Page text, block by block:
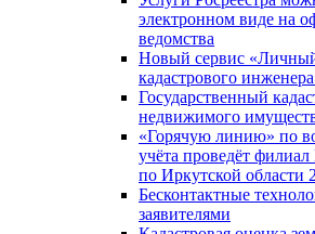
электронном виде на
ведомства
Новый сервис
кадастрового
Государственный
недвижимого
«Горячую линию» по
учёта проведёт
по Иркутской области
Бесконтактные
заявителями